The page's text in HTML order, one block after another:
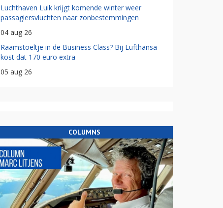
Luchthaven Luik krijgt komende winter weer
passagiersvluchten naar zonbestemmingen
04 aug 26
Raamstoeltje in de Business Class? Bij Lufthansa
kost dat 170 euro extra
05 aug 26
COLUMNS